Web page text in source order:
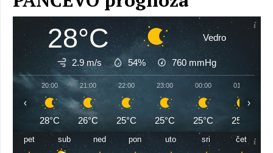
28°C Vedro
2.9 m/s 54% 760 mmHg
20:00
28°C
21:00
26°C
22:00
25°C
23:00
25°C
00:00
25°C
01:00
25°C
‹ ›
pet sub ned pon uto sri čet